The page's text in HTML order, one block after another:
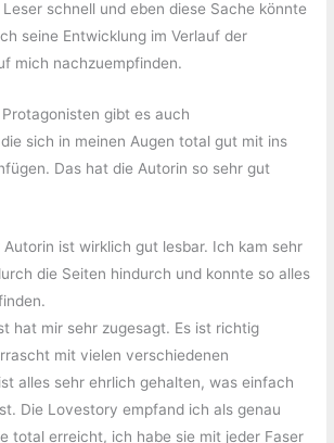
schnell und eben diese Sache könnte
seine Entwicklung im Verlauf der
mich nachzuempfinden.
gibt es auch
sich in meinen Augen total gut mit ins
Das hat die Autorin so sehr gut
ist wirklich gut lesbar. Ich kam sehr
die Seiten hindurch und konnte so alles
hat mir sehr zugesagt. Es ist richtig
mit vielen verschiedenen
alles sehr ehrlich gehalten, was einfach
Die Lovestory empfand ich als genau
total erreicht, ich habe sie mit jeder Faser